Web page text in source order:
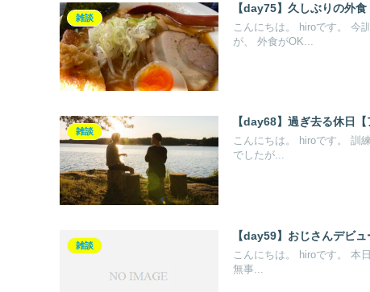
雑談
【day75】久しぶりの外
こんにちは。 hiroです。 今
が、 外食がOK...
雑談
【day68】過ぎ去る休日
こんにちは。 hiroです。 訓
でしたが...
雑談
【day59】おじさんデビ
こんにちは。 hiroです。 本
無事...